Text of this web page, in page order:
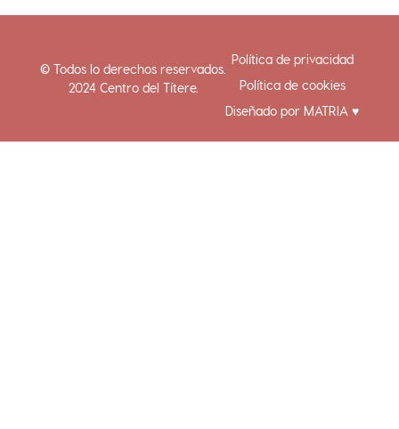
f
© Todos lo derechos reservados.
2024 Centro del Títere.
Política de privacidad
Política de cookies
Diseñado por MATRIA ♥